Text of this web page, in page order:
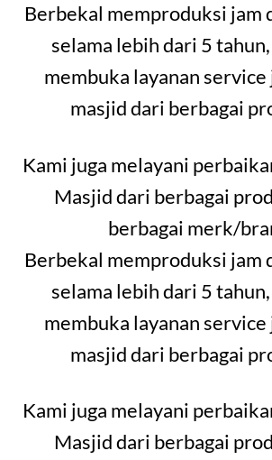
Berbekal memproduksi jam
selama lebih dari 5
membuka layanan
masjid dari berbagai
Kami juga melayani
Masjid dari berbagai
berbagai merk/
Berbekal memproduksi jam
selama lebih dari 5
membuka layanan
masjid dari berbagai
Kami juga melayani
Masjid dari berbagai